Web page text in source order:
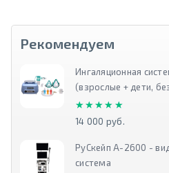
Рекомендуем
Ингаляционная
(взрослые + дети,
★★★★★
★★★★★
14 000 руб.
РуСкейп А-2600 -
система